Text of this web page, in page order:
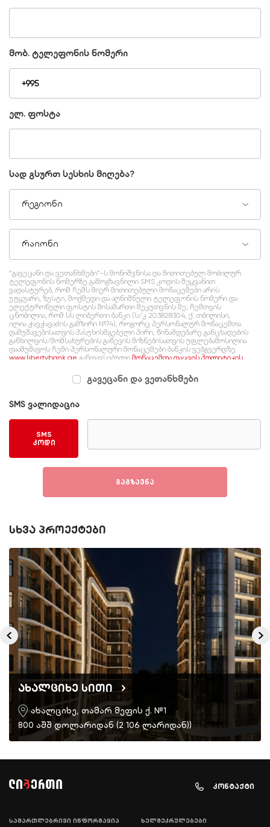
მობ. ტელეფონის ნომერი
ელ. ფოსტა
სად გსურთ სესხის მიღება?
რეგიონი
რაიონი
“გავეცანი და ვეთანხმები”-ს მონიშვნისა და მითითებულ მობილურ
ტელეფონის ნომერზე გამოგზავნილი SMS კოდის შეყვანით
ვადასტურებ, რომ ჩემს მიერ მითითებული მონაცემები არის
უტყუარი, ზუსტი, მოქმედი და აღნიშნული ტელეფონის ნომერი და
ელექტრონული ფოსტის მისამართი მეკუთვნის მე; ჩემთვის
ცნობილია, რომ სს ლიბერთი ბანკი (ს/კ 203828304, ქ. თბილისი,
ილია ჭავჭავაძის გამზირი №74), როგორც პერსონალურ მონაცემთა
დამუშავებისათვის პასუხისმგებელი პირი, წინამდებარე განცხადების
განხილვის/მომსახურების გაწევის მიზნებისათვის უფლებამოსილია
დაამუშავოს ჩემი პერსონალური მონაცემები ბანკის ვებგვერდზე
www.libertybank.ge განთავსებული მონაცემთა დაცვის პოლიტიკის
გავეცანი და ვეთანხმები
SMS ვალიდაცია
SMS
კოდი
გაგზავნა
სხვა პროექტები
ახალციხე სითი
ახალციხე, თამარ მეფის ქ. №1
800 აშშ დოლარიდან (2 106 ლარიდან))
კონტაქტი
სამართლებრივი ინფორმაცია ხელშეკრულებები